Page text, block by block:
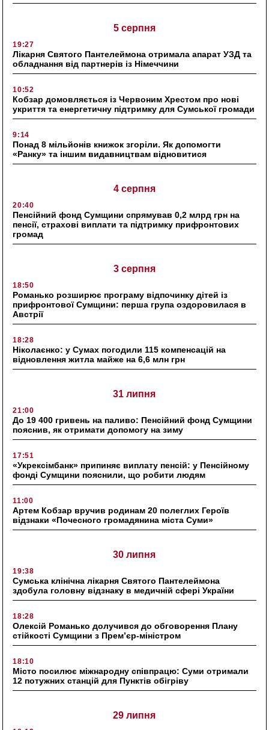
5 серпня
19:27
Лікарня Святого Пантелеймона отримала апарат УЗД та
обладнання від партнерів із Німеччини
10:52
Кобзар домовляється із Червоним Хрестом про нові
укриття та енергетичну підтримку для Сумської громади
9:14
Понад 8 мільйонів книжок згоріли. Як допомогти
«Ранку» та іншим видавництвам відновитися
4 серпня
20:40
Пенсійний фонд Сумщини спрямував 0,2 млрд грн на
пенсії, страхові виплати та підтримку прифронтових
громад
3 серпня
18:50
Романько розширює програму відпочинку дітей із
прифронтової Сумщини: перша група оздоровилася в
Австрії
18:28
Ніколаєнко: у Сумах погодили 115 компенсацій на
відновлення житла майже на 6,6 млн грн
31 липня
21:00
До 19 400 гривень на паливо: Пенсійний фонд Сумщини
пояснив, як отримати допомогу на зиму
17:51
«Укрексімбанк» припиняє виплату пенсій: у Пенсійному
фонді Сумщини пояснили, що робити людям
11:00
Артем Кобзар вручив родинам 20 полеглих Героїв
відзнаки «Почесного громадянина міста Суми»
30 липня
19:38
Сумська клінічна лікарня Святого Пантелеймона
здобула головну відзнаку в медичній сфері України
18:28
Олексій Романько долучився до обговорення Плану
стійкості Сумщини з Прем’єр-міністром
18:10
Місто посилює міжнародну співпрацю: Суми отримали
12 потужних станцій для Пунктів обігріву
29 липня